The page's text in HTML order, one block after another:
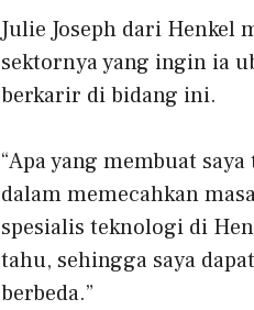
Julie Joseph dari Henkel
sektornya yang ingin ia
berkarir di bidang ini.
“Apa yang membuat
dalam memecahkan
spesialis teknologi di
tahu, sehingga saya
berbeda.”